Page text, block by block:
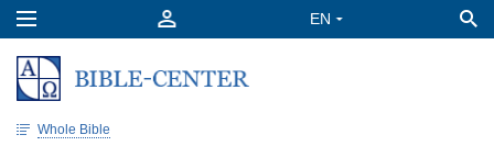
Whole Bible